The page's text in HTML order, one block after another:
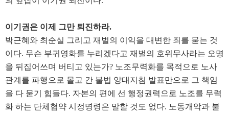
이기권은 이제 그만 퇴진하라.
박근혜와 최순실 그리고 재벌의 이익을 대변한 죄를 묻는 것
이다. 무슨 부귀영화를 누리겠다고 재벌의 호위무사라는 오명
을 뒤집어쓰며 버티고 있는가? 노조무력화를 목적으로 노사
관계를 파행으로 몰고 간 불법 양대지침 발표만으로 그 책임
을 다 묻기 힘들다. 자본의 편에 선 행정권력으로 노조를 무력
화 하는 단체협약 시정명령은 말할 것도 없다. 노동개악과 불